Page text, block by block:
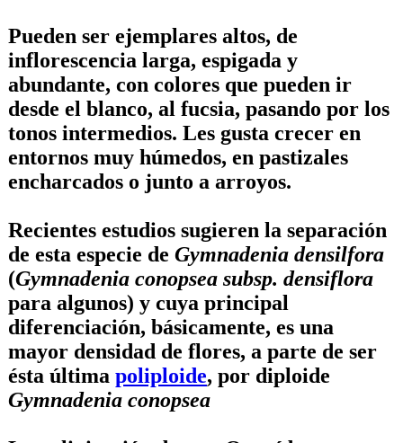
Pueden ser ejemplares altos, de
inflorescencia larga, espigada y
abundante, con colores que pueden ir
desde el blanco, al fucsia, pasando por los
tonos intermedios. Les gusta crecer en
entornos muy húmedos, en pastizales
encharcados o junto a arroyos.
Recientes estudios sugieren la separación
de esta especie de Gymnadenia densilfora
(Gymnadenia conopsea subsp. densiflora
para algunos) y cuya principal
diferenciación, básicamente, es una
mayor densidad de flores, a parte de ser
ésta última poliploide, por diploide
Gymnadenia conopsea